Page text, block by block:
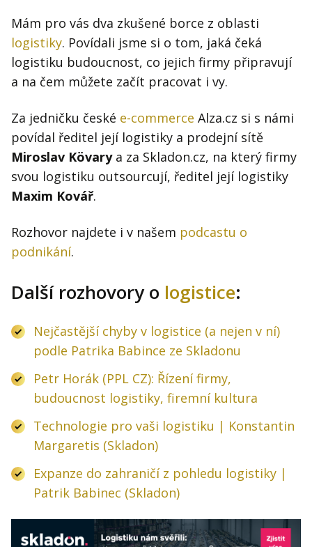
Mám pro vás dva zkušené borce z oblasti
logistiky. Povídali jsme si o tom, jaká čeká
logistiku budoucnost, co jejich firmy připravují
a na čem můžete začít pracovat i vy.
Za jedničku české e-commerce Alza.cz si s námi
povídal ředitel její logistiky a prodejní sítě
Miroslav Kövarya za Skladon.cz, na který firmy
svou logistiku outsourcují, ředitel její logistiky
Maxim Kovář.
Rozhovor najdete i v našem podcastu o
podnikání.
Další rozhovory o logistice:
Nejčastější chyby v logistice (a nejen v ní)
podle Patrika Babince ze Skladonu
Petr Horák (PPL CZ): Řízení firmy,
budoucnost logistiky, firemní kultura
Technologie pro vaši logistiku | Konstantin
Margaretis (Skladon)
Expanze do zahraničí z pohledu logistiky |
Patrik Babinec (Skladon)